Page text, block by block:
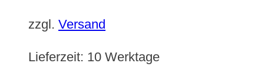
zzgl. Versand
Lieferzeit: 10 Werktage